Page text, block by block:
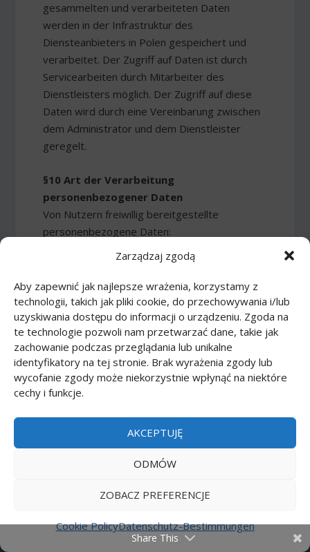
Zarządzaj zgodą
Aby zapewnić jak najlepsze wrażenia, korzystamy z
technologii, takich jak pliki cookie, do przechowywania i/lub
uzyskiwania dostępu do informacji o urządzeniu. Zgoda na
te technologie pozwoli nam przetwarzać dane, takie jak
zachowanie podczas przeglądania lub unikalne
identyfikatory na tej stronie. Brak wyrażenia zgody lub
wycofanie zgody może niekorzystnie wpłynąć na niektóre
cechy i funkcje.
AKCEPTUJĘ
ODMÓW
ZOBACZ PREFERENCJE
Cookie PolicyDatenschutz-Bestimmungen
gesammelten und verarbeiteten Daten
werden in der Infrastruktur des
Diensteanbieters in Polen gespeichert und
verarbeitet. Der Zugriff auf Daten ist durch
Servicearbeiten durch Mitarbeiter des
Dienstleisters möglich. Der Zugriff auf diese
Daten wird durch eine Vereinbarung zwischen
dem Administrator und dem Dienstleister
geregelt.
§10 Art der Verarbeitung
personenbezogener Daten
Von Nutzern freiwillig bereitgestellte
personenbezogene Daten:
Personenbezogene Daten werden nicht
außerhalb der Europäischen Union übertragen,
es sei denn, sie wurden aufgrund einer
individuellen Aktion des Nutzers (z.B. Eingabe
eines Kommentars oder Eintrags)
veröffentlicht, wodurch die Daten jedem
Besucher der Website zur Verfügung gestellt
werden.
Personenbezogene Daten werden nicht für
(Profiling) verwendet.
Personenbezogene Daten werden nicht an
Daten) automatisch erhoben:
Daten) werden außerhalb der Europäischen
Share This